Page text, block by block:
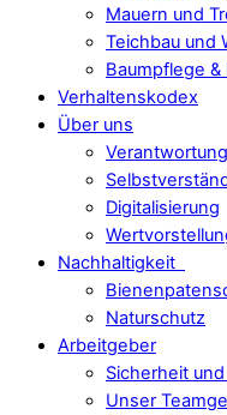
Mauern und
Teichbau und
Baumpflege &
Verhaltenskodex
Über uns
Verantwortung
Digitalisierung
Nachhaltigkeit
Naturschutz
Arbeitgeber
Sicherheit
Unser